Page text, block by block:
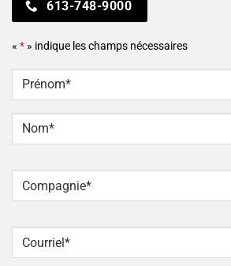
613-748-9000
« * » indique les champs nécessaires
NOM*
Prénom
Compagnie
Courriel *